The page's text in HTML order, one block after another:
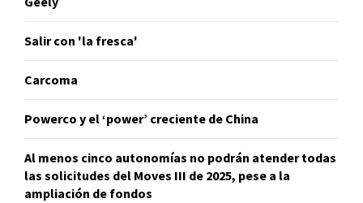
Salir con 'la fresca'
Carcoma
Powerco y el ‘power’ creciente de China
Al menos cinco autonomías no podrán atender todas
las solicitudes del Moves III de 2025, pese a la
ampliación de fondos